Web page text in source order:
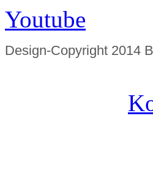
Youtube
Design-Copyright 2014